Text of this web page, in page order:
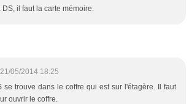
DS, il faut la carte mémoire.
21/05/2014 18:25
se trouve dans le coffre qui est sur l'étagère. Il faut
ouvrir le coffre.